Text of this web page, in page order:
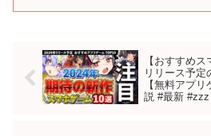
【おすすめ
リリース予定
【無料アプ
説 #最新